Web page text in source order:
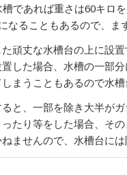
であれば重さは60キロ
なることもあるので、ま
頑丈な水槽台の上に設
した場合、水槽の一部
まうこともあるので水槽
と、一部を除き大半が
たり等をした場合、そ
ませんので、水槽台には